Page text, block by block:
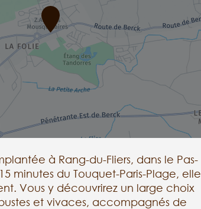
à Rang-du-Fliers, dans le Pas-
minutes du Touquet-Paris-Plage, elle
Vous y découvrirez un large choix
et vivaces, accompagnés de